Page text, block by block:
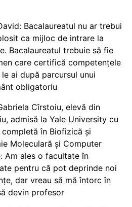
Bacalaureatul nu ar trebui
ca mijloc de intrare la
Bacalaureatul trebuie să fie
care certifică competențele
ai după parcursul unui
obligatoriu
Cîrstoiu, elevă din
admisă la Yale University cu
în Biofizică și
Moleculară și Computer
Am ales o facultate în
pentru că pot deprinde noi
dar vreau să mă întorc în
devin profesor